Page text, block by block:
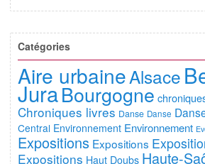
Catégories
Aire urbaineAlsace
JuraBourgogne
Chroniques livres Danse Danse
Central Environnement Environnement
Expositions Expositions
Expositions Haut Doubs Haute-